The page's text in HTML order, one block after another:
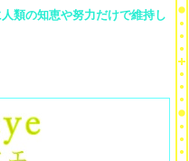
類の知恵や努力だけで維持し